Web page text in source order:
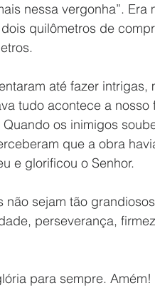
nessa vergonha”.
quilômetros de
tudo acontece a
os inimigos
que a obra
e glorificou o Senhor.
não sejam tão
perseverança,
para sempre. Amém!